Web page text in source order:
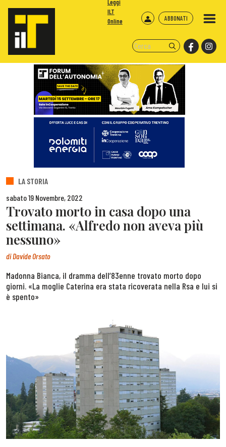
ABBONATI
Leggi
ILT
Online
LA STORIA
sabato 19 Novembre, 2022
Trovato morto in casa dopo una
settimana. «Alfredo non aveva più
nessuno»
diDavide Orsato
Madonna Bianca, il dramma dell’83enne trovato morto dopo
giorni. «La moglie Caterina era stata ricoverata nella Rsa e lui si
è spento»